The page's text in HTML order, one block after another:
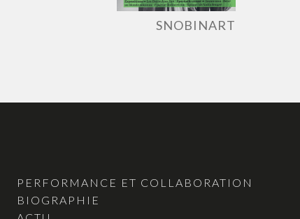
SNOBINART
PERFORMANCE ET COLLABORATION
BIOGRAPHIE